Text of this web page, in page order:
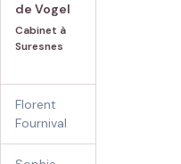
de Vogel
Cabinet à
Suresnes
Florent
Fournival